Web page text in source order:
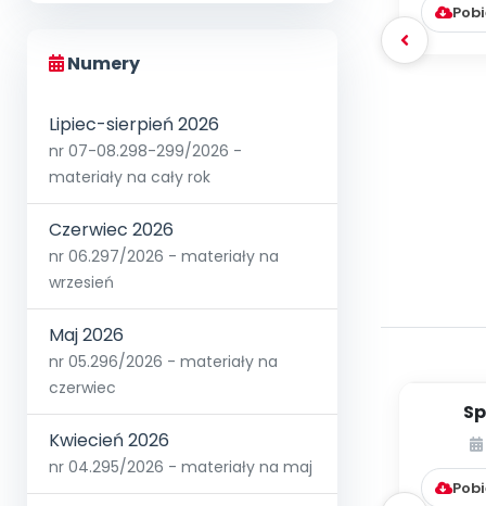
Numery
Lipiec-sierpień 2026
nr 07-08.298-299/2026 -
materiały na cały rok
Czerwiec 2026
nr 06.297/2026 - materiały na
wrzesień
Maj 2026
nr 05.296/2026 - materiały na
czerwiec
Kwiecień 2026
nr 04.295/2026 - materiały na maj